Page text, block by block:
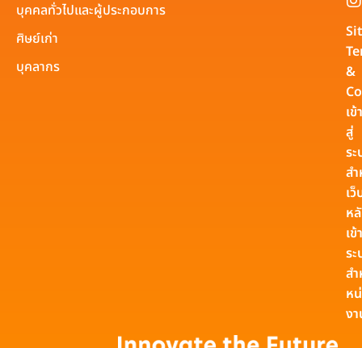
บุคคลทั่วไปและผู้ประกอบการ
ศิษย์เก่า
บุคลากร
&
เข้า
สู่
ร
ส
เ
ห
เข้
ร
ส
ห
ง